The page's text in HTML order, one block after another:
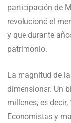
participación de
revolucionó el
y que durante
patrimonio.
La magnitud de
dimensionar. Un
millones, es decir,
Economistas y